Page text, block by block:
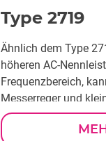
Type 2719
Ähnlich dem Type
höheren AC-
Frequenzbereich,
Messerreger und
Leistung von bis zu